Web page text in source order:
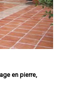
en pierre,